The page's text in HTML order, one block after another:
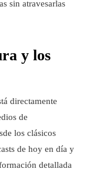
sin atravesarlas
y los
directamente
de
los clásicos
de hoy en día y
detallada